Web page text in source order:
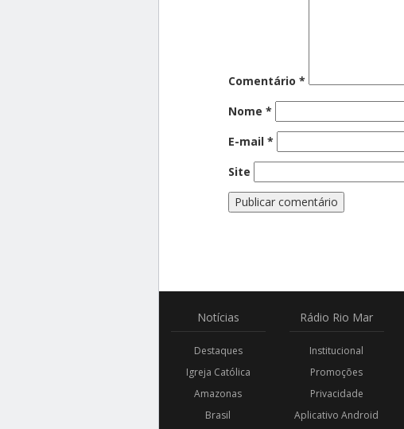
Comentário *
Nome *
E-mail *
Site
Notícias
Destaques
Igreja Católica
Amazonas
Brasil
Rádio Rio Mar
Institucional
Promoções
Privacidade
Aplicativo Android